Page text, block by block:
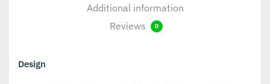
Additional information
Reviews
0
Design